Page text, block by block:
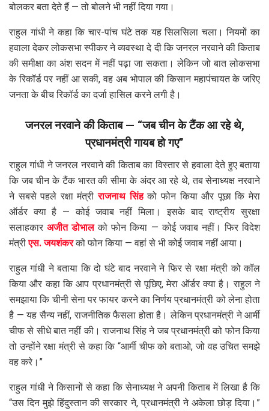
बोलकर बता देते हैं — तो बोलने भी नहीं दिया गया।
राहुल गांधी ने कहा कि चार-पांच घंटे तक यह सिलसिला चला। नियमों का
हवाला देकर लोकसभा स्पीकर ने व्यवस्था दे दी कि जनरल नरवाने की किताब
की समीक्षा का अंश सदन में नहीं पढ़ा जा सकता। लेकिन जो बात लोकसभा
के रिकॉर्ड पर नहीं आ सकी, वह अब भोपाल की किसान महापंचायत के जरिए
जनता के बीच रिकॉर्ड का दर्जा हासिल करने लगी है।
जनरल नरवाने की किताब — “जब चीन के टैंक आ रहे थे,
प्रधानमंत्री गायब हो गए”
राहुल गांधी ने जनरल नरवाने की किताब का विस्तार से हवाला देते हुए बताया
कि जब चीन के टैंक भारत की सीमा के अंदर आ रहे थे, तब सेनाध्यक्ष नरवाने
ने सबसे पहले रक्षा मंत्रीराजनाथ सिंहको फोन किया और पूछा कि मेरा
ऑर्डर क्या है — कोई जवाब नहीं मिला। इसके बाद राष्ट्रीय सुरक्षा
सलाहकारअजीत डोभालको फोन किया — कोई जवाब नहीं। फिर विदेश
मंत्रीएस. जयशंकरको फोन किया — वहां से भी कोई जवाब नहीं आया।
राहुल गांधी ने बताया कि दो घंटे बाद नरवाने ने फिर से रक्षा मंत्री को कॉल
किया और कहा कि आप प्रधानमंत्री से पूछिए, मेरा ऑर्डर क्या है। राहुल ने
समझाया कि चीनी सेना पर फायर करने का निर्णय प्रधानमंत्री को लेना होता
है — यह सैन्य नहीं, राजनीतिक फैसला होता है। लेकिन प्रधानमंत्री ने आर्मी
चीफ से सीधे बात नहीं की। राजनाथ सिंह ने जब प्रधानमंत्री को फोन किया
तो उन्होंने रक्षा मंत्री से कहा कि “आर्मी चीफ को बताओ, जो वह उचित समझे
वह करे।”
राहुल गांधी ने किसानों से कहा कि सेनाध्यक्ष ने अपनी किताब में लिखा है कि
“उस दिन मुझे हिंदुस्तान की सरकार ने, प्रधानमंत्री ने अकेला छोड़ दिया।”